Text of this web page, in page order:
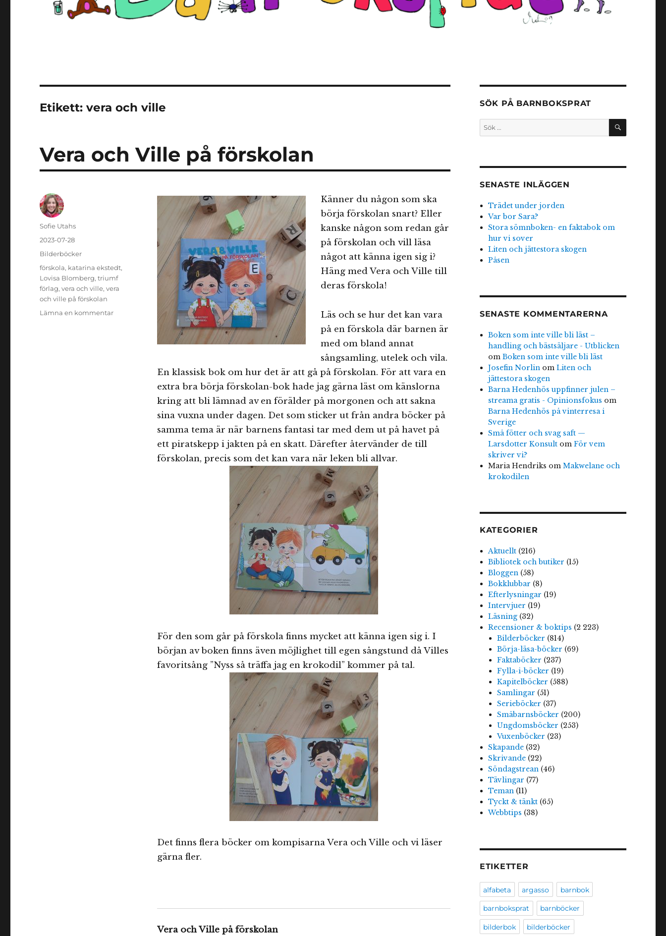
Etikett:vera och ville
Vera och Ville på förskolan
Känner du någon som ska
börja förskolan snart? Eller
kanske någon som redan går
på förskolan och vill läsa
något att känna igen sig i?
Häng med Vera och Ville till
deras förskola!
Läs och se hur det kan vara
på en förskola där barnen är
med om bland annat
sångsamling, utelek och vila.
En klassisk bok om hur det är att gå på förskolan. För att vara en
extra bra börja förskolan-bok hade jag gärna läst om känslorna
kring att bli lämnad av en förälder på morgonen och att sakna
sina vuxna under dagen. Det som sticker ut från andra böcker på
samma tema är när barnens fantasi tar med dem ut på havet på
ett piratskepp i jakten på en skatt. Därefter återvänder de till
förskolan, precis som det kan vara när leken bli allvar.
För den som går på förskola finns mycket att känna igen sig i. I
början av boken finns även möjlighet till egen sångstund då Villes
favoritsång ”Nyss så träffa jag en krokodil” kommer på tal.
Det finns flera böcker om kompisarna Vera och Ville och vi läser
gärna fler.
Vera och Ville på förskolan
Författare
Sofie Utahs
Publicerat
den
2023-07-28
Kategorier
Bilderböcker
Etiketter
förskola, katarina ekstedt,
Lovisa Blomberg,triumf
förlag,vera och ville,vera
och ville på förskolan
Lämna en kommentartill
SÖK PÅ BARNBOKSPRAT
Sök
efter:
SÖK
SENASTE INLÄGGEN
Trädet under jorden
Var bor Sara?
Stora sömnboken- en faktabok om
hur vi sover
Liten och jättestora skogen
Påsen
SENASTE KOMMENTARERNA
Boken som inte ville bli läst –
handling och bästsäljare - Utblicken
omBoken som inte ville bli läst
Josefin Norlin omLiten och
jättestora skogen
Barna Hedenhös uppfinner julen –
streama gratis - Opinionsfokus om
Barna Hedenhös på vinterresa i
Sverige
Små fötter och svag saft —
Larsdotter Konsult omFör vem
skriver vi?
Maria Hendriks omMakwelane och
krokodilen
KATEGORIER
Aktuellt (216)
Bibliotek och butiker (15)
Bloggen (58)
Bokklubbar (8)
Efterlysningar (19)
Intervjuer (19)
Läsning (32)
Recensioner & boktips (2 223)
Bilderböcker (814)
Börja-läsa-böcker (69)
Faktaböcker (237)
Fylla-i-böcker (19)
Kapitelböcker (588)
Samlingar (51)
Serieböcker (37)
Småbarnsböcker (200)
Ungdomsböcker (253)
Vuxenböcker (23)
Skapande (32)
Skrivande (22)
Söndagstrean (46)
Tävlingar (77)
Teman (11)
Tyckt & tänkt (65)
Webbtips (38)
ETIKETTER
alfabeta argasso barnbok
barnboksprat barnböcker
bilderbok bilderböcker